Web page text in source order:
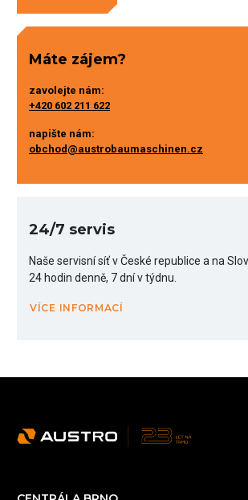
Máte zájem?
zavolejte nám:
+420 602 211 622
napište nám:
obchod@austrobaumaschinen.cz
24/7 servis
Naše servisní síť v České republice a na
24 hodin denně, 7 dní v týdnu.
VÍCE INFORMACÍ